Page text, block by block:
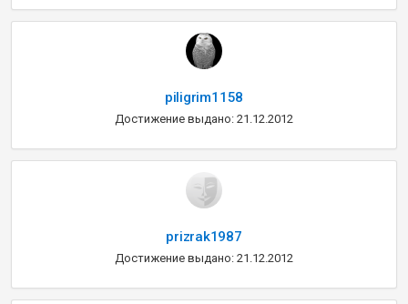
piligrim1158
Достижение выдано: 21.12.2012
prizrak1987
Достижение выдано: 21.12.2012